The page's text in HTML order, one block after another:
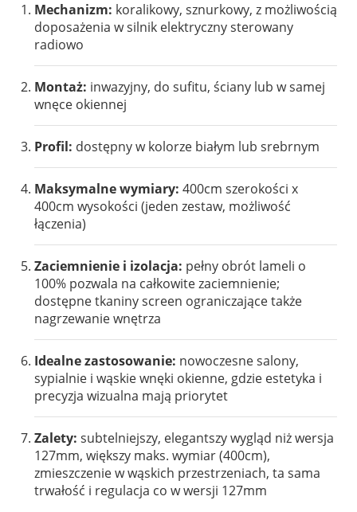
Mechanizm: koralikowy, sznurkowy, z możliwością
doposażenia w silnik elektryczny sterowany
radiowo
Montaż: inwazyjny, do sufitu, ściany lub w samej
wnęce okiennej
Profil: dostępny w kolorze białym lub srebrnym
Maksymalne wymiary: 400cm szerokości x
400cm wysokości (jeden zestaw, możliwość
łączenia)
Zaciemnienie i izolacja: pełny obrót lameli o
100% pozwala na całkowite zaciemnienie;
dostępne tkaniny screen ograniczające także
nagrzewanie wnętrza
Idealne zastosowanie: nowoczesne salony,
sypialnie i wąskie wnęki okienne, gdzie estetyka i
precyzja wizualna mają priorytet
Zalety: subtelniejszy, elegantszy wygląd niż wersja
127mm, większy maks. wymiar (400cm),
zmieszczenie w wąskich przestrzeniach, ta sama
trwałość i regulacja co w wersji 127mm